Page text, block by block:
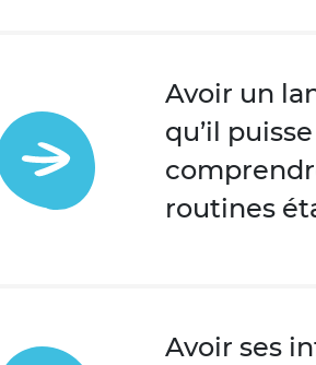
Avoir un
qu’il
routines
Avoir ses